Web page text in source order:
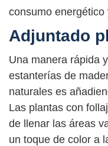
consumo
Adjuntado
Una manera rápida
estanterías de
naturales es
Las plantas con
de llenar las áreas
un toque de color a